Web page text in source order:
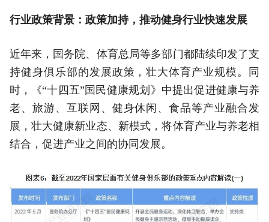
行业政策背景：政策加持，推动健身行业快速发展
近年来，国务院、体育总局等多部门都陆续印发了支
持健身俱乐部的发展政策，壮大体育产业规模。同
时，《“十四五”国民健康规划》中提出促进健康与养
老、旅游、互联网、健身休闲、食品等产业融合发
展，壮大健康新业态、新模式，将体育产业与养老相
结合，促进产业之间的协同发展。